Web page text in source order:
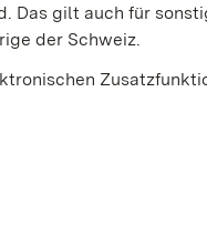
Das gilt auch für
der Schweiz.